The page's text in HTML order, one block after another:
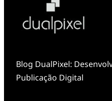
Blog DualPixel:
Publicação Digital